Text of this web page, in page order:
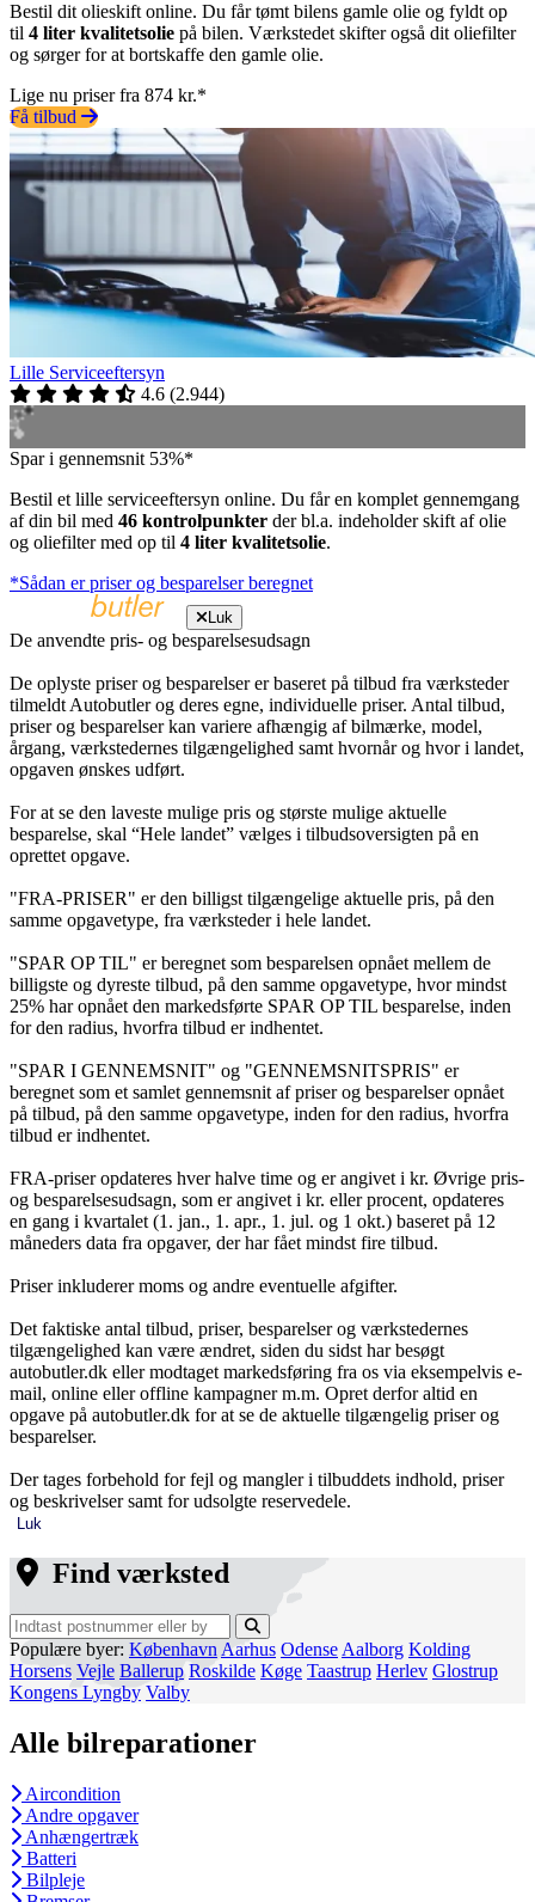
Bestil dit olieskift online. Du får tømt bilens gamle olie og fyldt op
til 4 liter kvalitetsolie på bilen. Værkstedet skifter også dit oliefilter
og sørger for at bortskaffe den gamle olie.
Lige nu priser fra 874 kr.*
Få tilbud
Lille Serviceeftersyn
4.6 (2.944)
Spar i gennemsnit 53%*
Bestil et lille serviceeftersyn online. Du får en komplet gennemgang
af din bil med 46 kontrolpunkter der bl.a. indeholder skift af olie
og oliefilter med op til 4 liter kvalitetsolie.
*Sådan er priser og besparelser beregnet
Luk
De anvendte pris- og besparelsesudsagn
De oplyste priser og besparelser er baseret på tilbud fra værksteder
tilmeldt Autobutler og deres egne, individuelle priser. Antal tilbud,
priser og besparelser kan variere afhængig af bilmærke, model,
årgang, værkstedernes tilgængelighed samt hvornår og hvor i landet,
opgaven ønskes udført.
For at se den laveste mulige pris og største mulige aktuelle
besparelse, skal “Hele landet” vælges i tilbudsoversigten på en
oprettet opgave.
"FRA-PRISER" er den billigst tilgængelige aktuelle pris, på den
samme opgavetype, fra værksteder i hele landet.
"SPAR OP TIL" er beregnet som besparelsen opnået mellem de
billigste og dyreste tilbud, på den samme opgavetype, hvor mindst
25% har opnået den markedsførte SPAR OP TIL besparelse, inden
for den radius, hvorfra tilbud er indhentet.
"SPAR I GENNEMSNIT" og "GENNEMSNITSPRIS" er
beregnet som et samlet gennemsnit af priser og besparelser opnået
på tilbud, på den samme opgavetype, inden for den radius, hvorfra
tilbud er indhentet.
FRA-priser opdateres hver halve time og er angivet i kr. Øvrige pris-
og besparelsesudsagn, som er angivet i kr. eller procent, opdateres
en gang i kvartalet (1. jan., 1. apr., 1. jul. og 1 okt.) baseret på 12
måneders data fra opgaver, der har fået mindst fire tilbud.
Priser inkluderer moms og andre eventuelle afgifter.
Det faktiske antal tilbud, priser, besparelser og værkstedernes
tilgængelighed kan være ændret, siden du sidst har besøgt
autobutler.dk eller modtaget markedsføring fra os via eksempelvis e-
mail, online eller offline kampagner m.m. Opret derfor altid en
opgave på autobutler.dk for at se de aktuelle tilgængelig priser og
besparelser.
Der tages forbehold for fejl og mangler i tilbuddets indhold, priser
og beskrivelser samt for udsolgte reservedele.
Luk
Find værksted
Populære byer: København Aarhus Odense Aalborg Kolding
Horsens Vejle Ballerup Roskilde Køge Taastrup Herlev Glostrup
Kongens Lyngby Valby
Alle bilreparationer
Aircondition
Andre opgaver
Anhængertræk
Batteri
Bilpleje